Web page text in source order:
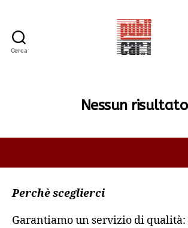
Cerca
Nessun risultato
Perchè sceglierci
Garantiamo un servizio di qualità: